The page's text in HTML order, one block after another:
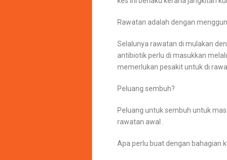
Rawatan adalah dengan
Selalunya rawatan di mulakan
antibiotik perlu di masukkan
memerlukan pesakit untuk di
Peluang sembuh?
Peluang untuk sembuh untuk
rawatan awal .
Apa perlu buat dengan bahagian